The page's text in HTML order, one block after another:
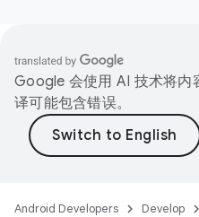
Google 会使用 AI 技术将内
译可能包含错误。
Android Developers Develop